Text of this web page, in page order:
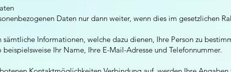
Daten nur dann weiter, wenn dies im gesetzlichen
Informationen, welche dazu dienen, Ihre Person zu
Ihr Name, Ihre E-Mail-Adresse und Telefonnummer.